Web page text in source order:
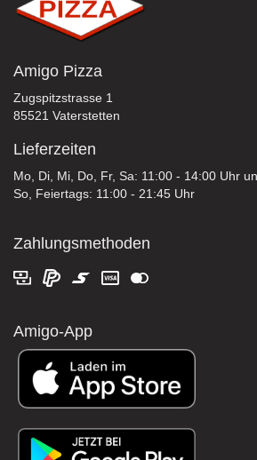
Amigo Pizza
Zugspitzstrasse 1
85521 Vaterstetten
Lieferzeiten
Mo, Di, Mi, Do, Fr, Sa: 11:00 - 14:00 Uhr
So, Feiertags: 11:00 - 21:45 Uhr
Zahlungsmethoden
Amigo-App